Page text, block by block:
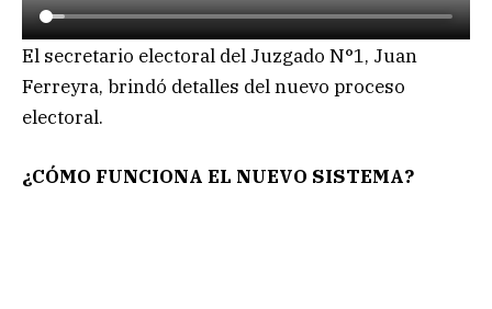
El secretario electoral del Juzgado N°1, Juan
Ferreyra, brindó detalles del nuevo proceso
electoral.
¿CÓMO FUNCIONA EL NUEVO SISTEMA?